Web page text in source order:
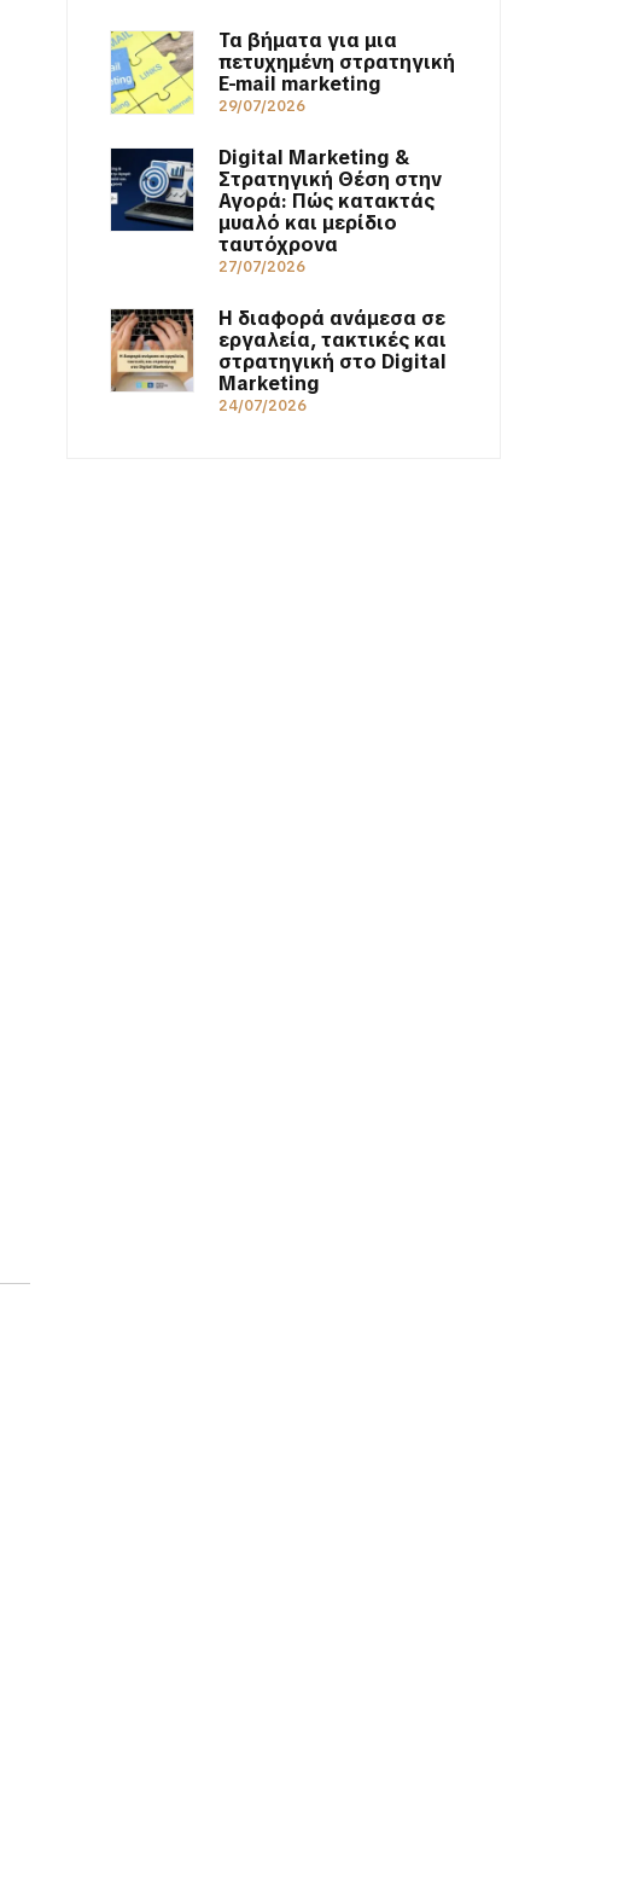
Τα βήματα για μια
πετυχημένη στρατηγική
E-mail marketing
29/07/2026
Digital Marketing &
Στρατηγική Θέση στην
Αγορά: Πώς κατακτάς
μυαλό και μερίδιο
ταυτόχρονα
27/07/2026
Η διαφορά ανάμεσα σε
εργαλεία, τακτικές και
στρατηγική στο Digital
Marketing
24/07/2026